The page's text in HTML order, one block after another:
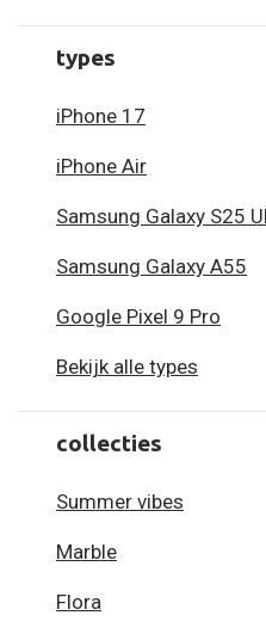
types
iPhone 17
iPhone Air
Samsung Galaxy S25
Samsung Galaxy A55
Google Pixel 9 Pro
Bekijk alle types
collecties
Summer vibes
Marble
Flora